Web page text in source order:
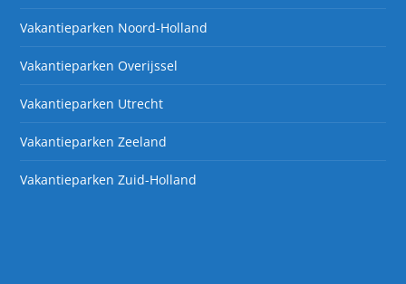
Vakantieparken Noord-Holland
Vakantieparken Overijssel
Vakantieparken Utrecht
Vakantieparken Zeeland
Vakantieparken Zuid-Holland